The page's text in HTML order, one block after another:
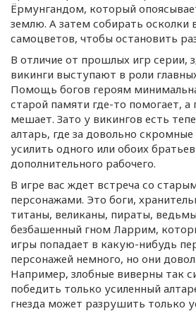
Ёрмунгандом, который
землю. А затем собирать осколки
самоцветов, чтобы остановить
В отличие от прошлых игр серии,
викинги выступают в роли
Помощь богов героям
старой памяти где-то помогает, а
мешает. Зато у викингов есть
алтарь, где за довольно
усилить одного или обоих
дополнительного рабочего.
В игре вас ждет встреча со
персонажами. Это боги,
титаны, великаны, пираты,
безбашенный гном Ларрим,
игры попадает в какую-нибудь
персонажей немного, но они
Например, злобные виверны так
победить только усиленный
гнезда может разрушить только